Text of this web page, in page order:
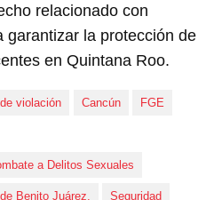
relacionado con
garantizar la protección de
en Quintana Roo.
violación Cancún FGE
a Delitos Sexuales
Benito Juárez. Seguridad